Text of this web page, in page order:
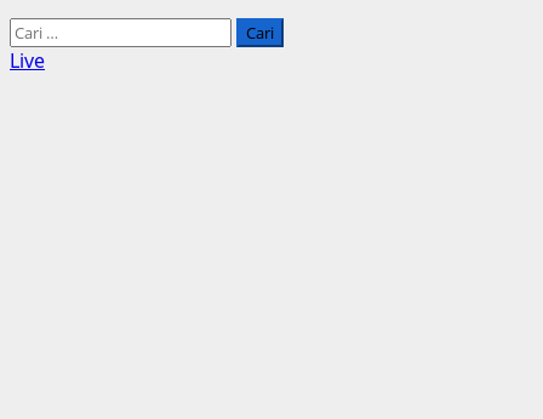
Cari
untuk:
Live